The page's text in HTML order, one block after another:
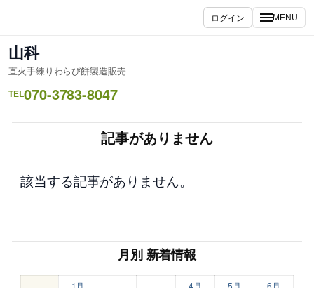
ス
キ
ッ
ログイン MENU
山科
直火手練りわらび餅製造販売
TEL070-3783-8047
記事がありません
該当する記事がありません。
月別 新着情報
1月 – – 4月 5月
6月